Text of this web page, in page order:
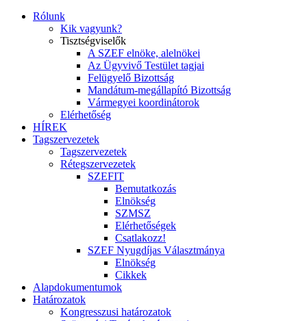
Rólunk
Kik vagyunk?
Tisztségviselők
A SZEF elnöke, alelnökei
Az Ügyvivő Testület tagjai
Felügyelő Bizottság
Mandátum-megállapító Bizottság
Vármegyei koordinátorok
Elérhetőség
HÍREK
Tagszervezetek
Tagszervezetek
Rétegszervezetek
SZEFIT
Bemutatkozás
Elnökség
SZMSZ
Elérhetőségek
Csatlakozz!
SZEF Nyugdíjas Választmánya
Elnökség
Cikkek
Alapdokumentumok
Határozatok
Kongresszusi határozatok